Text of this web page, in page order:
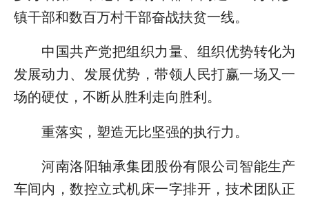
镇干部和数百万村干部奋战扶贫一线。
中国共产党把组织力量、组织优势转化为
发展动力、发展优势，带领人民打赢一场又一
场的硬仗，不断从胜利走向胜利。
重落实，塑造无比坚强的执行力。
河南洛阳轴承集团股份有限公司智能生产
车间内，数控立式机床一字排开，技术团队正